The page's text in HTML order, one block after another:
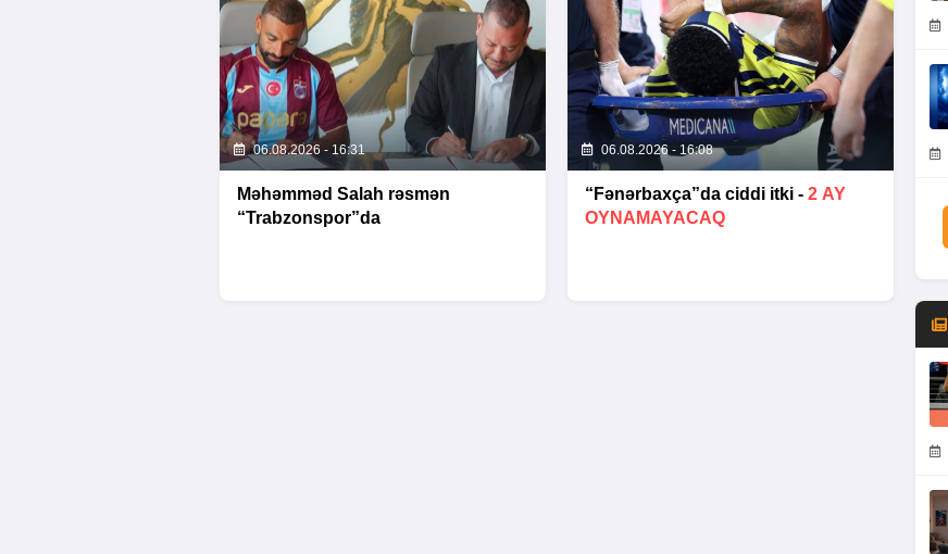
06.08.2026 - 16:31
Məhəmməd Salah rəsmən
“Trabzonspor”da
06.08.2026 - 16:08
“Fənərbaxça”da ciddi itki - 2 AY
OYNAMAYACAQ